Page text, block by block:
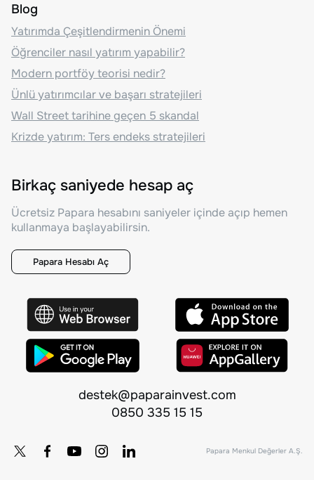
Blog
Yatırımda Çeşitlendirmenin Önemi
Öğrenciler nasıl yatırım yapabilir?
Modern portföy teorisi nedir?
Ünlü yatırımcılar ve başarı stratejileri
Wall Street tarihine geçen 5 skandal
Krizde yatırım: Ters endeks stratejileri
Birkaç saniyede hesap aç
Ücretsiz Papara hesabını saniyeler içinde açıp hemen
kullanmaya başlayabilirsin.
Papara Hesabı Aç
destek@paparainvest.com
0850 335 15 15
Papara Menkul Değerler A.Ş.